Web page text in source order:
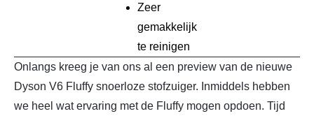
Zeer
gemakkelijk
te reinigen
Onlangs kreeg je van ons al een preview van de nieuwe
Dyson V6 Fluffy snoerloze stofzuiger. Inmiddels hebben
we heel wat ervaring met de Fluffy mogen opdoen. Tijd